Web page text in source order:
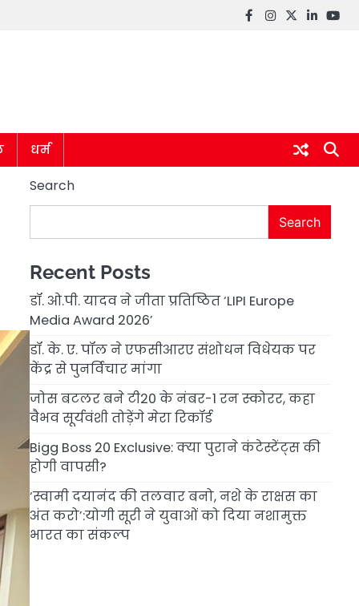
Facebook
instagram
twitter
linkedin
धर्म
Search
Search
Recent Posts
डॉ. ओ.पी. यादव ने जीता प्रतिष्ठित ‘LIPI Europe
Media Award 2026’
डॉ. के. ए. पॉल ने एफसीआरए संशोधन विधेयक पर
केंद्र से पुनर्विचार मांगा
जोस बटलर बने टी20 के नंबर-1 रन स्कोरर, कहा
वैभव सूर्यवंशी तोड़ेंगे मेरा रिकॉर्ड
Bigg Boss 20 Exclusive: क्या पुराने कंटेस्टेंट्स की
होगी वापसी?
‘स्वामी दयानंद की तलवार बनो, नशे के राक्षस का
अंत करो’:योगी सूरी ने युवाओं को दिया नशामुक्त
भारत का संकल्प